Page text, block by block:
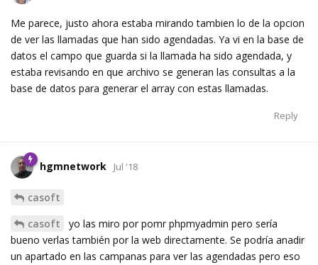
Me parece, justo ahora estaba mirando tambien lo de la opcion
de ver las llamadas que han sido agendadas. Ya vi en la base de
datos el campo que guarda si la llamada ha sido agendada, y
estaba revisando en que archivo se generan las consultas a la
base de datos para generar el array con estas llamadas.
Reply
hgmnetwork Jul '18
casoft
casoft
yo las miro por pomr phpmyadmin pero sería
bueno verlas también por la web directamente. Se podría anadir
un apartado en las campanas para ver las agendadas pero eso